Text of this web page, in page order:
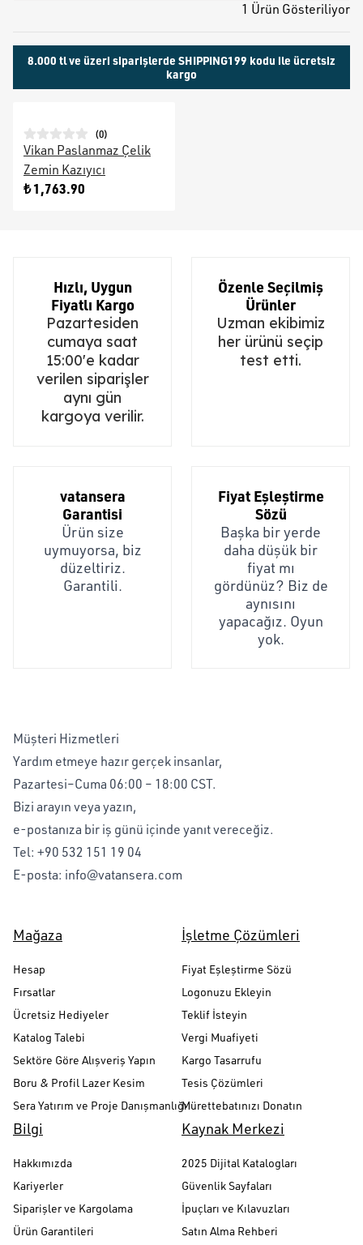
1 Ürün Gösteriliyor
8.000 tl ve üzeri siparişlerde SHIPPING199 kodu ile ücretsiz
kargo
(0)
Vikan Paslanmaz Çelik
Zemin Kazıyıcı
₺ 1,763.90
Hızlı, Uygun
Fiyatlı Kargo
Pazartesiden
cumaya saat
15:00'e kadar
verilen siparişler
aynı gün
kargoya verilir.
Özenle Seçilmiş
Ürünler
Uzman ekibimiz
her ürünü seçip
test etti.
vatansera
Garantisi
Ürün size
uymuyorsa, biz
düzeltiriz.
Garantili.
Fiyat Eşleştirme
Sözü
Başka bir yerde
daha düşük bir
fiyat mı
gördünüz? Biz de
aynısını
yapacağız. Oyun
yok.
Müşteri Hizmetleri
Yardım etmeye hazır gerçek insanlar,
Pazartesi–Cuma 06:00 – 18:00 CST.
Bizi arayın veya yazın,
e-postanıza bir iş günü içinde yanıt vereceğiz.
Tel: +90 532 151 19 04
E-posta: info@vatansera.com
Mağaza
Hesap
Fırsatlar
Ücretsiz Hediyeler
Katalog Talebi
Sektöre Göre Alışveriş Yapın
Boru & Profil Lazer Kesim
Sera Yatırım ve Proje Danışmanlığı
İşletme Çözümleri
Fiyat Eşleştirme Sözü
Logonuzu Ekleyin
Teklif İsteyin
Vergi Muafiyeti
Kargo Tasarrufu
Tesis Çözümleri
Mürettebatınızı Donatın
Bilgi
Hakkımızda
Kariyerler
Siparişler ve Kargolama
Ürün Garantileri
Kaynak Merkezi
2025 Dijital Katalogları
Güvenlik Sayfaları
İpuçları ve Kılavuzları
Satın Alma Rehberi